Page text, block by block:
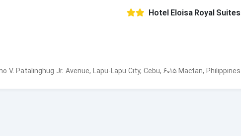
Hotel Eloisa Royal Suites
V. Patalinghug Jr. Avenue, Lapu-Lapu City, Cebu, 6015 Mactan, Philippines